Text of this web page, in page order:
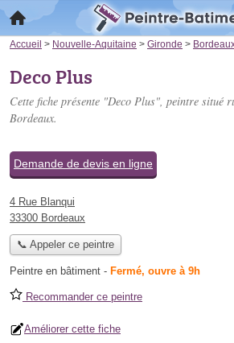
Accueil > Nouvelle-Aquitaine > Gironde >
Deco Plus
Cette fiche présente "Deco Plus", peintre situé
Bordeaux.
Demande de devis en ligne
4 Rue Blanqui
33300 Bordeaux
📞 Appeler ce peintre
Peintre en bâtiment - Fermé, ouvre à 9h
Recommander ce peintre
Améliorer cette fiche